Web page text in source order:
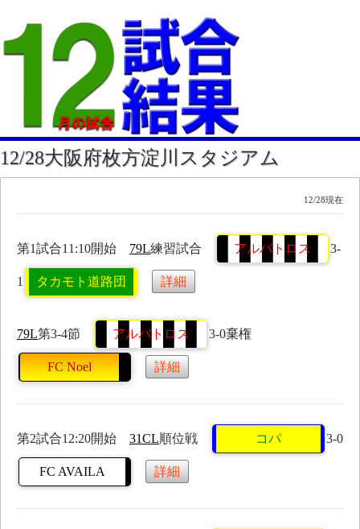
12/28大阪府枚方淀川スタジアム
12/28現在
第1試合11:10開始 79L練習試合 アルバトロス 3-
1 タカモト道路団 詳細
79L第3-4節 アルバトロス 3-0棄権
FC Noel 詳細
第2試合12:20開始 31CL順位戦 コパ 3-0
FC AVAILA 詳細